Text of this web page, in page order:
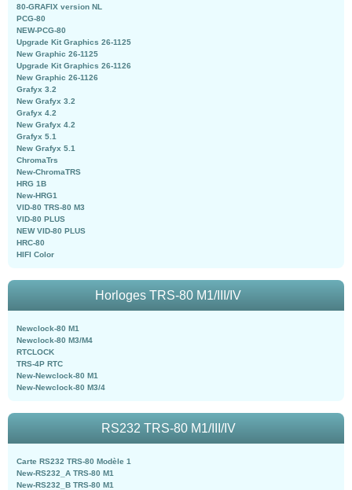
80-GRAFIX version NL
PCG-80
NEW-PCG-80
Upgrade Kit Graphics 26-1125
New Graphic 26-1125
Upgrade Kit Graphics 26-1126
New Graphic 26-1126
Grafyx 3.2
New Grafyx 3.2
Grafyx 4.2
New Grafyx 4.2
Grafyx 5.1
New Grafyx 5.1
ChromaTrs
New-ChromaTRS
HRG 1B
New-HRG1
VID-80 TRS-80 M3
VID-80 PLUS
NEW VID-80 PLUS
HRC-80
HIFI Color
Horloges TRS-80 M1/III/IV
Newclock-80 M1
Newclock-80 M3/M4
RTCLOCK
TRS-4P RTC
New-Newclock-80 M1
New-Newclock-80 M3/4
RS232 TRS-80 M1/III/IV
Carte RS232 TRS-80 Modèle 1
New-RS232_A TRS-80 M1
New-RS232_B TRS-80 M1